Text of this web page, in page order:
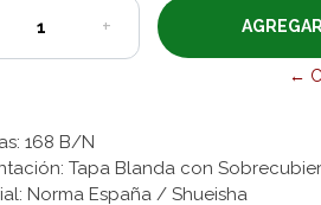
+
←
168 B/N
Tapa Blanda con
Norma España / Shueisha